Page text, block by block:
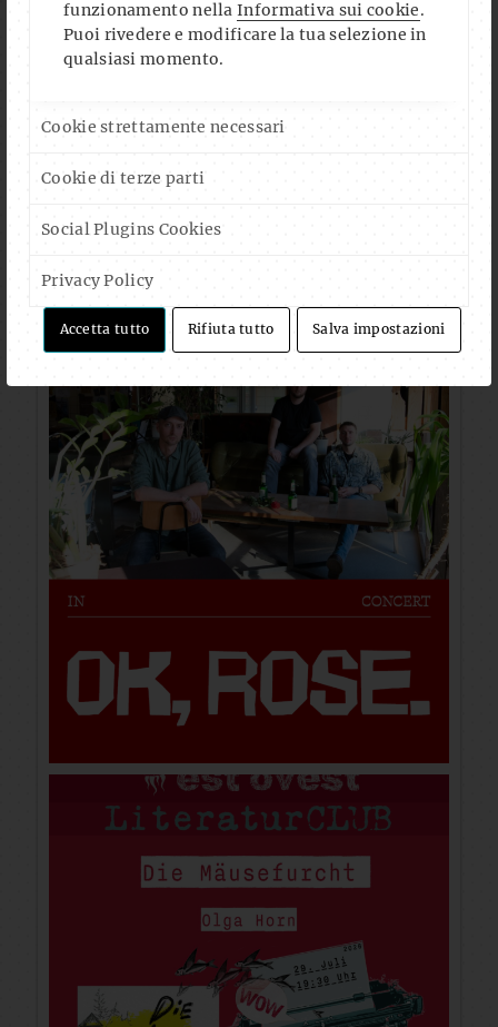
funzionamento nellaInformativa sui cookie.
Puoi rivedere e modificare la tua selezione in
qualsiasi momento.
Cookie strettamente necessari
Cookie di terze parti
Social Plugins Cookies
Privacy Policy
Accetta tutto Rifiuta tutto Salva impostazioni